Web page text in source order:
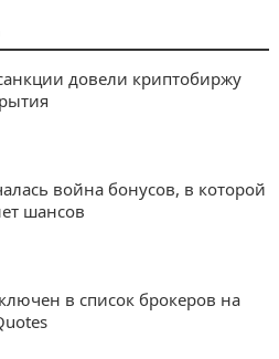
довели криптобиржу
война бонусов, в которой
шансов
в список брокеров на